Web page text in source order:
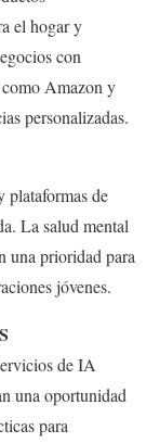
el hogar y
con
como Amazon y
personalizadas.
plataformas de
La salud mental
una prioridad para
jóvenes.
de IA
una oportunidad
para